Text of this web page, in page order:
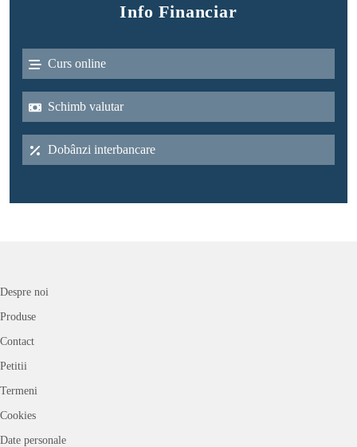
Info Financiar
Curs online
Schimb valutar
Dobânzi interbancare
Despre noi
Produse
Contact
Petitii
Termeni
Cookies
Date personale